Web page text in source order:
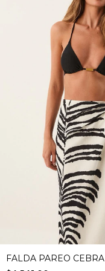
FALDA PAREO CEBRA